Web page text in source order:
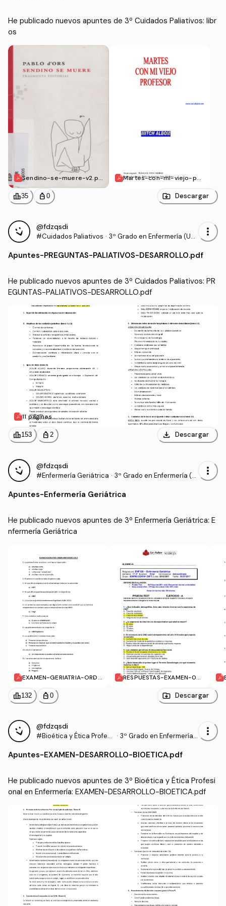
He publicado nuevos apuntes de 3º Cuidados Paliativos: libr
os
Sendino-se-muere-v2.pd
f
Martes-con-mi-viejo-pro
leaderboard35 personal_bag 0 Descargar
@fdzqsdi
#Cuidados Paliativos · 3º Grado en Enfermería (UA
more_vert
Apuntes-PREGUNTAS-PALIATIVOS-DESARROLLO.pdf
He publicado nuevos apuntes de 3º Cuidados Paliativos: PR
EGUNTAS-PALIATIVOS-DESARROLLO.pdf
11 páginas
leaderboard153 personal_bag 2 download Descargar
@fdzqsdi
#Enfermería Geriátrica · 3º Grado en Enfermería (U
more_vert
Apuntes-Enfermería Geriátrica
He publicado nuevos apuntes de 3º Enfermería Geriátrica: E
nfermería Geriátrica
EXAMEN-GERIATRIA-ORDI
RESPUESTAS-EXAMEN-05
leaderboard132 personal_bag 0 Descargar
@fdzqsdi
#Bioética y Ética Profesi
· 3º Grado en Enfermería
more_vert
Apuntes-EXAMEN-DESARROLLO-BIOETICA.pdf
He publicado nuevos apuntes de 3º Bioética y Ética Profesi
onal en Enfermería: EXAMEN-DESARROLLO-BIOETICA.pdf